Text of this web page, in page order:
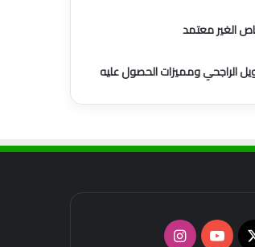
الغير معتمد
الراجحي ومميزات الحصول عليه
‫X
‫YouTubeانستقرام